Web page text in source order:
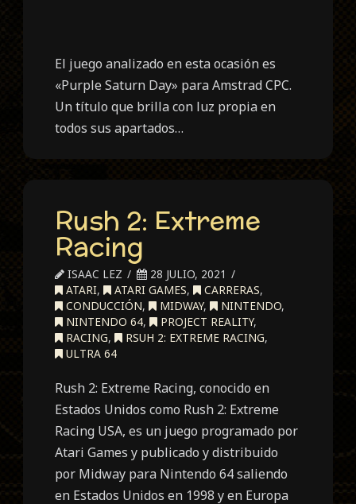
El juego analizado en esta ocasión es
«Purple Saturn Day» para Amstrad CPC.
Un título que brilla con luz propia en
todos sus apartados…
Rush 2: Extreme
Racing
ISAAC LEZ
28 JULIO, 2021
ATARI, ATARI GAMES, CARRERAS,
CONDUCCIÓN, MIDWAY, NINTENDO,
NINTENDO 64, PROJECT REALITY,
RACING, RSUH 2: EXTREME RACING,
ULTRA 64
Rush 2: Extreme Racing, conocido en
Estados Unidos como Rush 2: Extreme
Racing USA, es un juego programado por
Atari Games y publicado y distribuido
por Midway para Nintendo 64 saliendo
en Estados Unidos en 1998 y en Europa